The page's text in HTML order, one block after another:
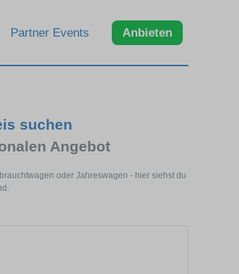
Partner Events Anbieten
suchen
Angebot
oder Jahreswagen - hier siehst du